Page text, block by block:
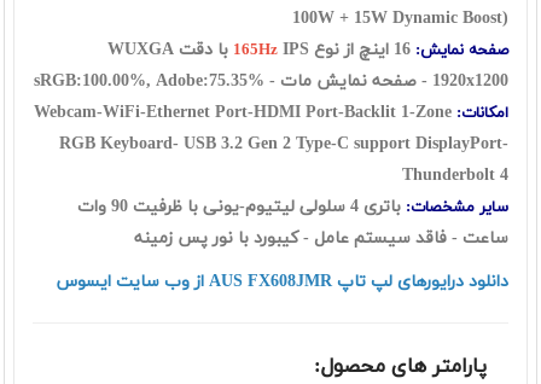
100W + 15W Dynamic Boost)
صفحه نمایش: 165Hz
IPS با دقت WUXGA
1920x1200 - صفحه نمایش مات - sRGB:100.00%, Adobe:75.35%
امکانات: Webcam-WiFi-Ethernet Port-HDMI Port-Backlit 1-Zone
RGB Keyboard- USB 3.2 Gen 2 Type-C support DisplayPort-
Thunderbolt 4
سایر مشخصات:
باتری 4 سلولی لیتیوم-یونی با ظرفیت 90 وات
ساعت - فاقد سیستم عامل - کیبورد با نور پس زمینه
دانلود درایورهای لپ تاپ AUS FX608JMR از وب سایت ایسوس
پارامتر های محصول: